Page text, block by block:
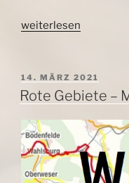
„Prof
zu
den
weiterlesen
VERÖFFENTLICHT
AM
14. MÄRZ 2021
Rote Gebiete –